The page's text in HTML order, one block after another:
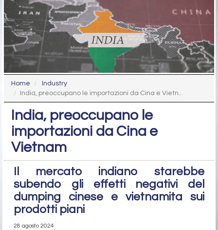
Home
Industry
India, preoccupano le importazioni da Cina e Vietn...
India, preoccupano le
importazioni da Cina e
Vietnam
Il mercato indiano starebbe
subendo gli effetti negativi del
dumping cinese e vietnamita sui
prodotti piani
28 agosto 2024